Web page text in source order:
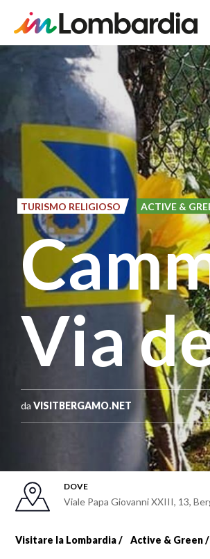
Salta
TURISMO RELIGIOSO ACTIVE &
Via
da VISITBERGAMO.NET
DOVE
Viale Papa Giovanni XXIII, 13,
Visitare la Lombardia Active & Green